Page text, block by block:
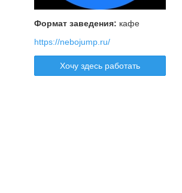
Формат заведения: кафе
https://nebojump.ru/
Хочу здесь работать